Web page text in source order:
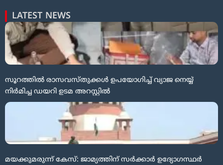
LATEST NEWS
സൂറത്തിൽ രാസവസ്തുക്കൾ ഉപയോഗിച്ച് വ്യാജ നെയ്യ്
നിർമിച്ച ഡയറി ഉടമ അറസ്റ്റിൽ
മയക്കുമരുന്ന് കേസ്: ജാമ്യത്തിന് സർക്കാർ ഉദ്യോഗസ്ഥർ